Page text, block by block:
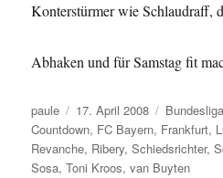
Konterstürmer wie Schlaudraff,
Abhaken und für Samstag fit
Autor
paule
Veröffentlicht
am
17. April 2008 Kategorien
Countdown, FC Bayern, Frankfurt,
Revanche, Ribery,Schiedsrichter,
Sosa,Toni Kroos,van Buyten